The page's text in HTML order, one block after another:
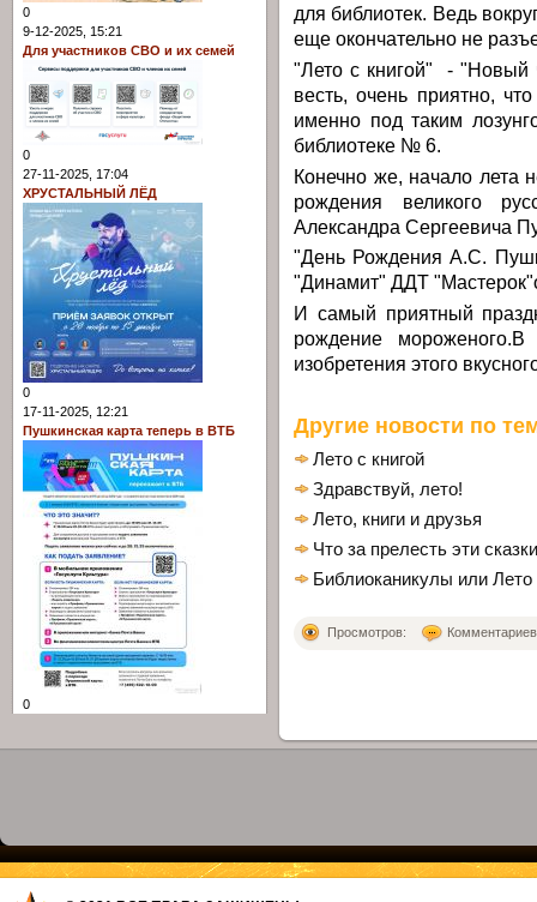
для библиотек. Ведь
еще окончательно не
"Лето с книгой" - "Новый
весть, очень приятно,
именно под таким
библиотеке № 6.
Конечно же, начало лета
рождения великого
Александра Сергеевича
"День Рождения А.С.
"Динамит" ДДТ
И самый приятный
рождение
изобретения этого
Другие новости по
Лето с книгой
Здравствуй, лето!
Лето, книги и друзья
Что за прелесть эти сказки
Библиоканикулы или Лето
Просмотров:
0
9-12-2025, 15:21
Для участников СВО и их семей
0
27-11-2025, 17:04
ХРУСТАЛЬНЫЙ ЛЁД
0
17-11-2025, 12:21
Пушкинская карта теперь в ВТБ
0